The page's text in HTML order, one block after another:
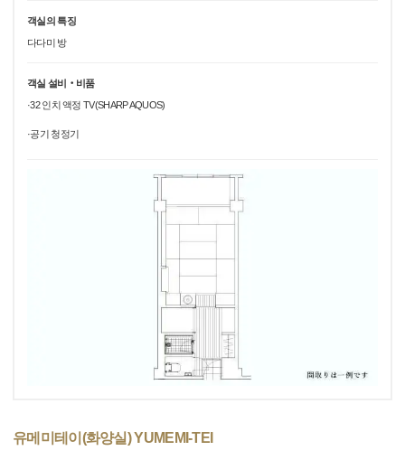
객실의 특징
다다미 방
객실 설비‧비품
·32 인치 액정 TV(SHARP AQUOS)
·공기 청정기
유메미테이(화양실) YUMEMI-TEI